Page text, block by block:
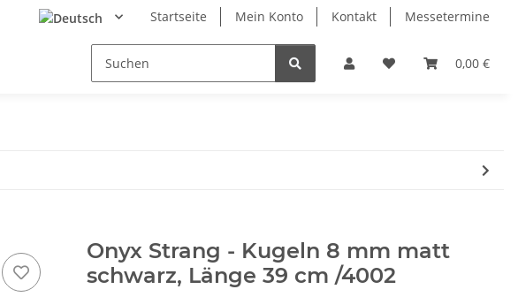
Startseite Mein Konto Kontakt Messetermine
0,00 €
Onyx Strang - Kugeln 8 mm matt
schwarz, Länge 39 cm /4002